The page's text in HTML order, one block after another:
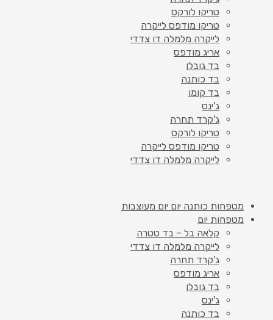
טריקו לורקס
טריקו מודפס לייקרה
לייקרה מלמלה דו צדדי
אריג מודפס
בד גובלן
בד כותנה
בד קומו
ג'ינס
ג'קרד תחרה
טריקו לורקס
טריקו מודפס לייקרה
לייקרה מלמלה דו צדדי
מטפחות כותנה יום יום מעוצבות
מטפחות יום
קלאה בל – בד טטרה
לייקרה מלמלה דו צדדי
ג'קרד תחרה
אריג מודפס
בד גובלן
ג'ינס
בד כותנה